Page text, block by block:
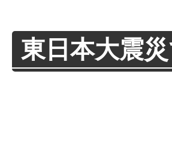
東日本大震